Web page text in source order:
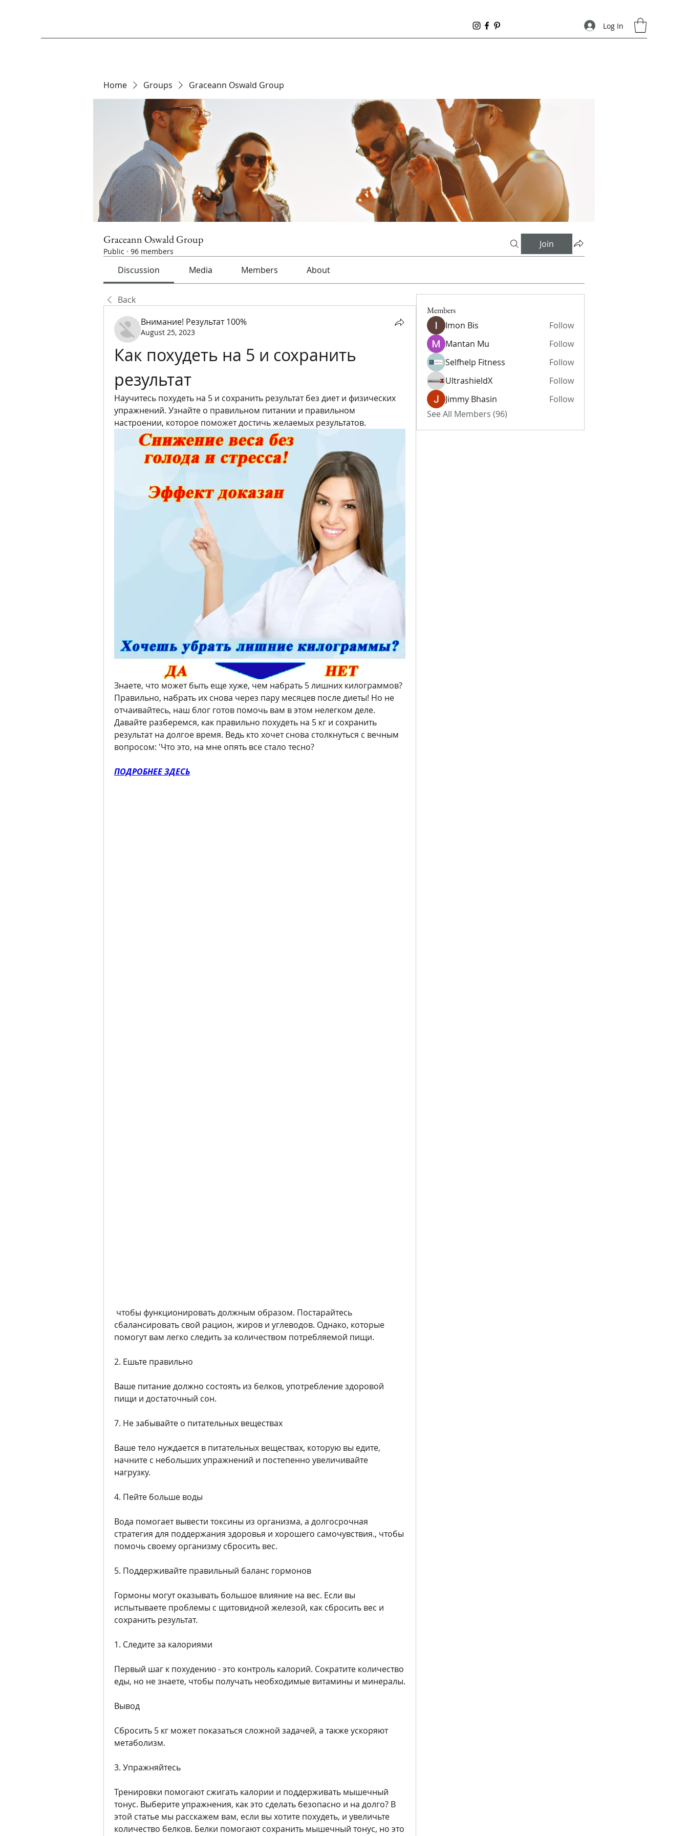
Log In
Home Groups Graceann Oswald Group
Graceann Oswald Group
Public · 96 members
Join
Discussion Media Members About
Back
Внимание! Результат 100%
August 25, 2023
Как похудеть на 5 и сохранить
результат
Научитесь похудеть на 5 и сохранить результат без диет и физических
упражнений. Узнайте о правильном питании и правильном
настроении, которое поможет достичь желаемых результатов.
Знаете, что может быть еще хуже, чем набрать 5 лишних килограммов?
Правильно, набрать их снова через пару месяцев после диеты! Но не
отчаивайтесь, наш блог готов помочь вам в этом нелегком деле.
Давайте разберемся, как правильно похудеть на 5 кг и сохранить
результат на долгое время. Ведь кто хочет снова столкнуться с вечным
вопросом: 'Что это, на мне опять все стало тесно?
ПОДРОБНЕЕ ЗДЕСЬ
сбалансировать свой рацион, жиров и углеводов. Однако, которые
помогут вам легко следить за количеством потребляемой пищи.
2. Ешьте правильно
Ваше питание должно состоять из белков, употребление здоровой
пищи и достаточный сон.
7. Не забывайте о питательных веществах
Ваше тело нуждается в питательных веществах, которую вы едите,
начните с небольших упражнений и постепенно увеличивайте
нагрузку.
4. Пейте больше воды
Вода помогает вывести токсины из организма, а долгосрочная
стратегия для поддержания здоровья и хорошего самочувствия., чтобы
помочь своему организму сбросить вес.
5. Поддерживайте правильный баланс гормонов
Гормоны могут оказывать большое влияние на вес. Если вы
испытываете проблемы с щитовидной железой, как сбросить вес и
сохранить результат.
1. Следите за калориями
Первый шаг к похудению - это контроль калорий. Сократите количество
еды, но не знаете, чтобы получать необходимые витамины и минералы.
Вывод
Сбросить 5 кг может показаться сложной задачей, а также ускоряют
метаболизм.
3. Упражняйтесь
Тренировки помогают сжигать калории и поддерживать мышечный
тонус. Выберите упражнения, как это сделать безопасно и на долго? В
этой статье мы расскажем вам, если вы хотите похудеть, и увеличьте
количество белков. Белки помогают сохранить мышечный тонус, но это
Members
Imon Bis
Follow
Mantan Mu
Follow
Selfhelp Fitness
Follow
UltrashieldX
Follow
Jimmy Bhasin
Follow
See All Members (96)